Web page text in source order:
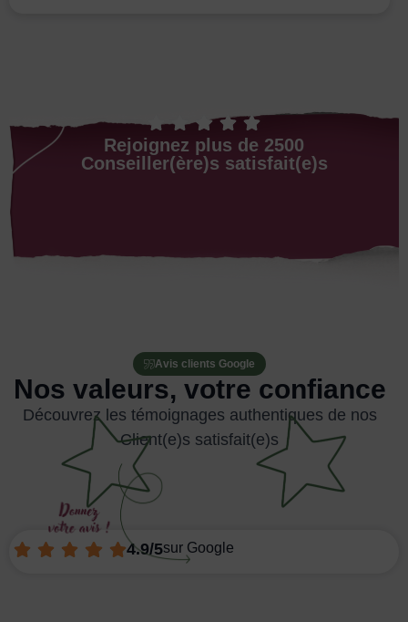
Rejoignez plus de 2500
Conseiller(ère)s satisfait(e)s
Avis clients Google
Nos valeurs, votre confiance
Découvrez les témoignages authentiques de nos
Client(e)s satisfait(e)s
4.9/5sur Google